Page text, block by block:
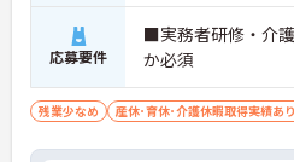
応募要件
■実務者研修・介
か必須
残業少なめ 産休･育休･介護休暇取得実績あり